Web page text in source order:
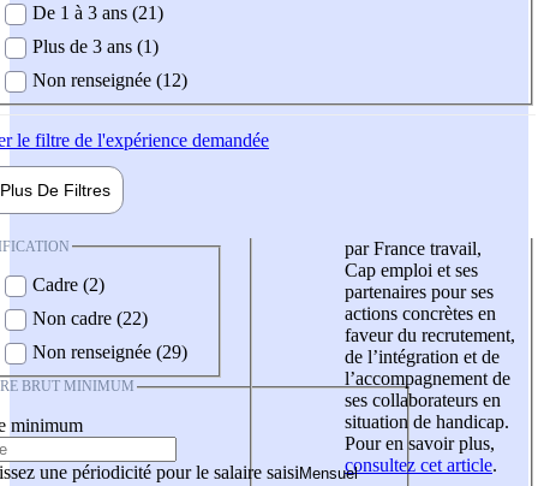
De 1 à 3 ans (21)
Plus de 3 ans (1)
Non renseignée (12)
le filtre de l'expérience demandée
Plus De Filtres
Cadre (2)
Non cadre (22)
Non renseignée (29)
BRUT MINIMUM
minimum
une périodicité pour le salaire saisi
par France travail,
Cap emploi et ses
partenaires pour ses
actions concrètes en
faveur du recrutement,
de l’intégration et de
l’accompagnement de
ses collaborateurs en
situation de handicap.
Pour en savoir plus,
consultez cet article.